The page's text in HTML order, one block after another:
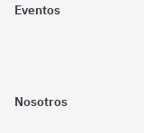
Eventos
Nosotros